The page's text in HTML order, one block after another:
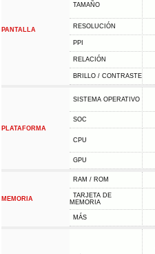
PANTALLA
TAMAÑO
RESOLUCIÓN
PPI
RELACIÓN
BRILLO / CONTRASTE
PLATAFORMA
SISTEMA OPERATIVO
SOC
CPU
GPU
MEMORIA
RAM / ROM
TARJETA DE
MEMORIA
MÁS